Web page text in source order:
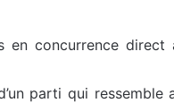
en concurrence direct
parti qui